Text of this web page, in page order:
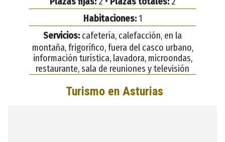
Habitaciones:1
Servicios: cafetería, calefacción, en la
montaña, frigorífico, fuera del casco urbano,
información turística, lavadora, microondas,
restaurante, sala de reuniones y televisión